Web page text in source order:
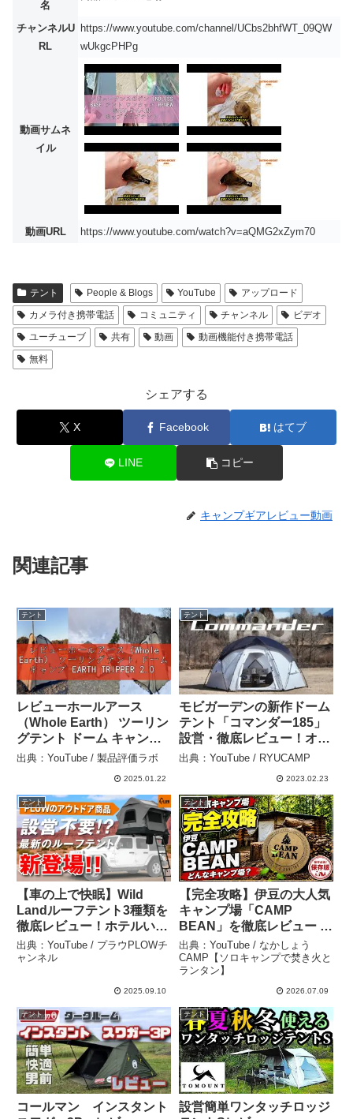
名
チャンネルU
RL
https://www.youtube.com/channel/UCbs2bhfWT_09QW
wUkgcPHPg
動画サムネ
イル
動画URL https://www.youtube.com/watch?v=aQMG2xZym70
テント People & Blogs YouTube
アップロード
カメラ付き携帯電話
コミュニティ チャンネル
ビデオ
ユーチューブ
共有 動画
動画機能付き携帯電話
無料
シェアする
X Facebook はてブ
LINE コピー
キャンプギアレビュー動画
関連記事
テント
レビューホールアース
（Whole Earth） ツーリン
グテント ドーム キャンプ
EARTH TRIPPER 2.0
ージュ/ＦＦ） – 製品評価
ラボ
出典：YouTube / 製品評価ラボ
2025.01.22
テント
モビガーデンの新作ドーム
テント「コマンダー185」
設営・徹底レビュー！オプ
ション品は必要!? –
出典：YouTube / RYUCAMP
2023.02.23
テント
【車の上で快眠】Wild
Landルーフテント3種類を
徹底レビュー！ホテルいら
ずの“空中泊”体験 – プラウ
PLOWチャンネル
出典：YouTube / プラウPLOWチ
ャンネル
2025.09.10
テント
【完全攻略】伊豆の大人気
キャンプ場「CAMP
BEAN」を徹底レビュー –
なかしょうCAMP【ソロキ
ャンプで焚き火とランタ
ン】
出典：YouTube / なかしょう
CAMP【ソロキャンプで焚き火と
ランタン】
2026.07.09
テント
コールマン インスタント
テント
設営簡単ワンタッチロッジ